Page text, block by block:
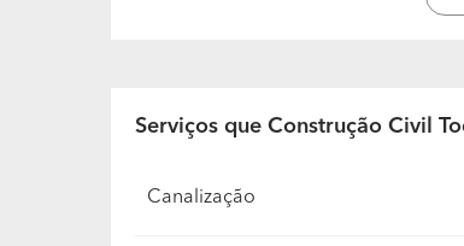
Serviços que Construção Civil
Canalização